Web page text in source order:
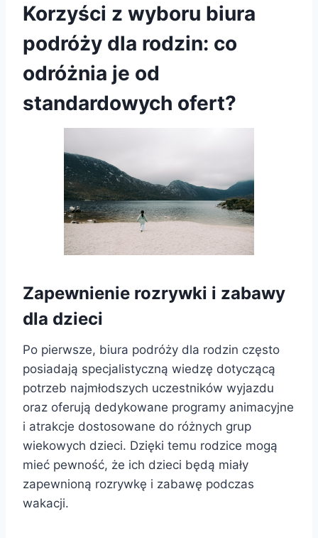
Korzyści z wyboru biura
podróży dla rodzin: co
odróżnia je od
standardowych ofert?
Zapewnienie rozrywki i zabawy
dla dzieci
Po pierwsze, biura podróży dla rodzin często
posiadają specjalistyczną wiedzę dotyczącą
potrzeb najmłodszych uczestników wyjazdu
oraz oferują dedykowane programy animacyjne
i atrakcje dostosowane do różnych grup
wiekowych dzieci. Dzięki temu rodzice mogą
mieć pewność, że ich dzieci będą miały
zapewnioną rozrywkę i zabawę podczas
wakacji.